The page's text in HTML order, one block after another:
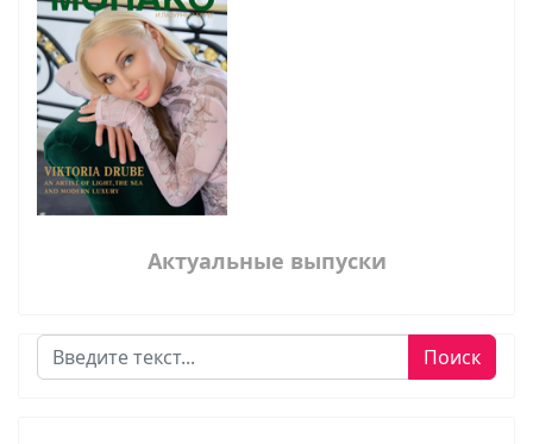
Актуальные выпуски
Поиск Поиск